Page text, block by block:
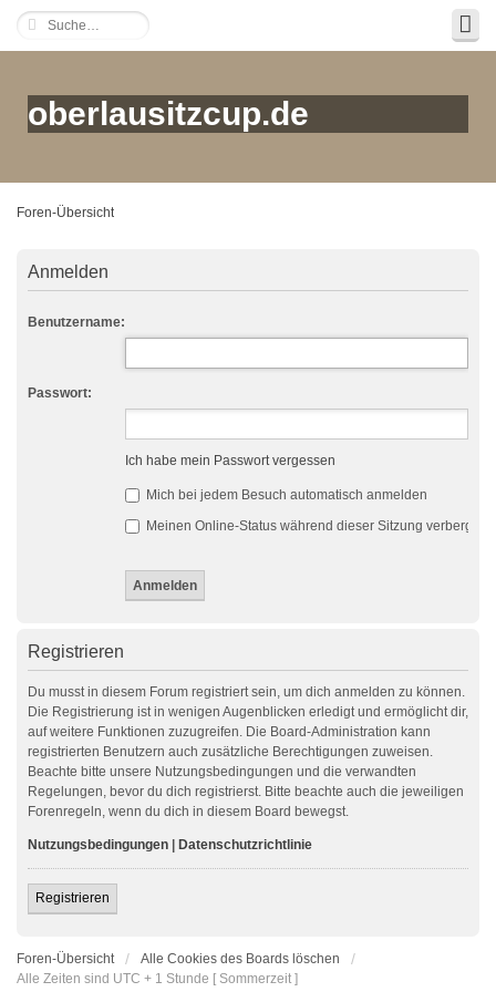
oberlausitzcup.de
Foren-Übersicht
Anmelden
Benutzername:
Passwort:
Ich habe mein Passwort vergessen
Mich bei jedem Besuch automatisch anmelden
Meinen Online-Status während dieser Sitzung verbergen
Registrieren
Du musst in diesem Forum registriert sein, um dich anmelden zu können.
Die Registrierung ist in wenigen Augenblicken erledigt und ermöglicht dir,
auf weitere Funktionen zuzugreifen. Die Board-Administration kann
registrierten Benutzern auch zusätzliche Berechtigungen zuweisen.
Beachte bitte unsere Nutzungsbedingungen und die verwandten
Regelungen, bevor du dich registrierst. Bitte beachte auch die jeweiligen
Forenregeln, wenn du dich in diesem Board bewegst.
Nutzungsbedingungen Datenschutzrichtlinie
Registrieren
Foren-Übersicht
Alle Cookies des Boards löschen
Alle Zeiten sind UTC + 1 Stunde [ Sommerzeit ]